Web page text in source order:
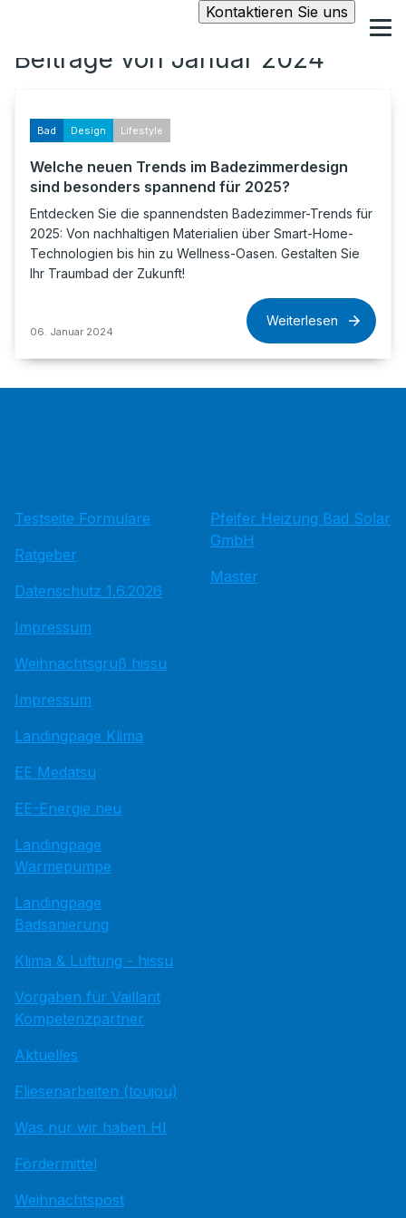
Kontaktieren Sie uns
Beiträge von Januar 2024
Bad Design Lifestyle
Welche neuen Trends im Badezimmerdesign
sind besonders spannend für 2025?
Entdecken Sie die spannendsten Badezimmer-Trends für
2025: Von nachhaltigen Materialien über Smart-Home-
Technologien bis hin zu Wellness-Oasen. Gestalten Sie
Ihr Traumbad der Zukunft!
06. Januar 2024
Weiterlesen
Testseite Formulare
Ratgeber
Datenschutz 1.6.2026
Impressum
Weihnachtsgruß hissu
Impressum
Landingpage Klima
EE Medatsu
EE-Energie neu
Landingpage
Wärmepumpe
Landingpage
Badsanierung
Klima & Lüftung - hissu
Vorgaben für Vaillant
Kompetenzpartner
Aktuelles
Fliesenarbeiten (toujou)
Was nur wir haben HI
Fördermittel
Weihnachtspost
Pfeifer Heizung Bad Solar
GmbH
Master